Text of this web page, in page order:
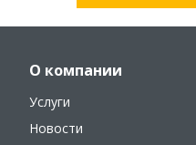
О компании
Услуги
Новости